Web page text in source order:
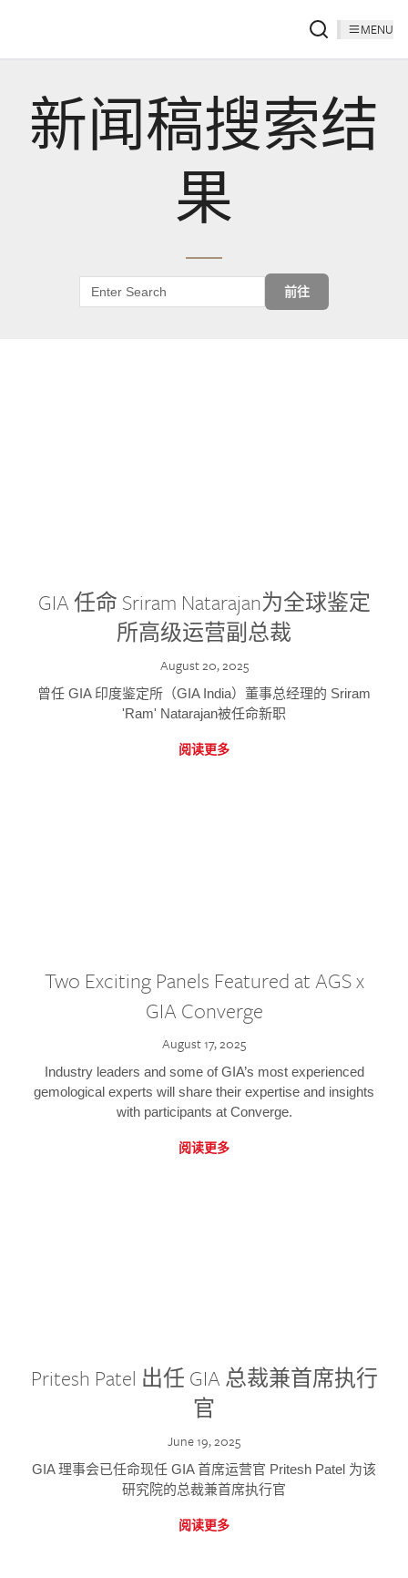
MENU
新闻稿搜索结
果
前往
GIA 任命 Sriram Natarajan为全球鉴定
所高级运营副总裁
August 20, 2025
曾任 GIA 印度鉴定所（GIA India）董事总经理的 Sriram
'Ram' Natarajan被任命新职
阅读更多
Two Exciting Panels Featured at AGS x
GIA Converge
August 17, 2025
Industry leaders and some of GIA’s most experienced
gemological experts will share their expertise and insights
with participants at Converge.
阅读更多
Pritesh Patel 出任 GIA 总裁兼首席执行
官
June 19, 2025
GIA 理事会已任命现任 GIA 首席运营官 Pritesh Patel 为该
研究院的总裁兼首席执行官
阅读更多